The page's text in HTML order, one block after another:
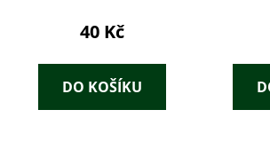
40 Kč
DO KOŠÍKU